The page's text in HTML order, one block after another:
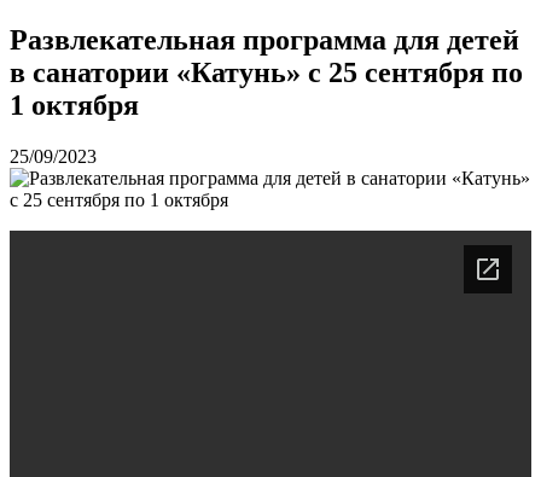
Развлекательная программа для детей
в санатории «Катунь» с 25 сентября по
1 октября
25/09/2023